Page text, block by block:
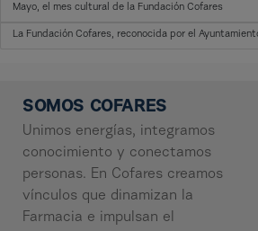
Mayo, el mes cultural de la Fundación Cofares
SOMOS COFARES
Unimos energías, integramos
conocimiento y conectamos
personas. En Cofares creamos
vínculos que dinamizan la
Farmacia e impulsan el